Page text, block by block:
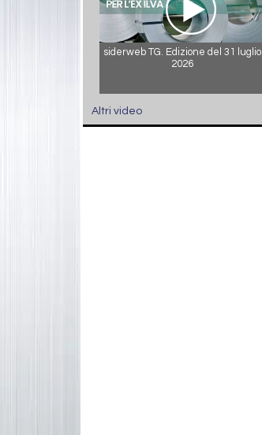
siderweb TG. Edizione del 31 luglio
2026
Altri video